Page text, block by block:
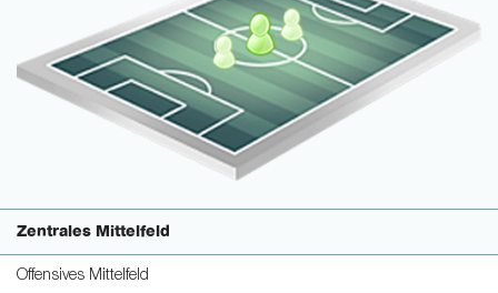
Zentrales Mittelfeld
Offensives Mittelfeld